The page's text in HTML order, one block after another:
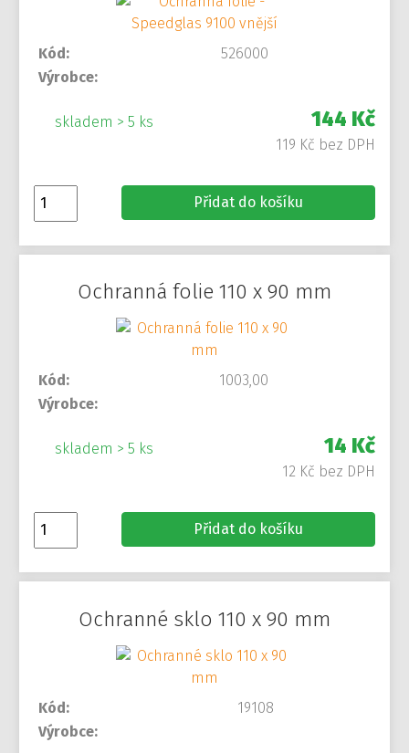
Kód:
526000
Výrobce:
skladem > 5 ks 144 Kč
119 Kč bez DPH
Přidat do košíku
Ochranná folie 110 x 90 mm
Kód:
1003,00
Výrobce:
skladem > 5 ks 14 Kč
12 Kč bez DPH
Přidat do košíku
Ochranné sklo 110 x 90 mm
Kód:
19108
Výrobce: